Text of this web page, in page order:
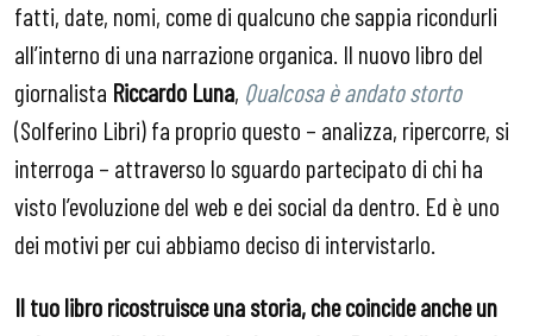
fatti, date, nomi, come di qualcuno che sappia ricondurli
all’interno di una narrazione organica. Il nuovo libro del
giornalista Riccardo Luna, Qualcosa è andato storto
(Solferino Libri) fa proprio questo – analizza, ripercorre, si
interroga – attraverso lo sguardo partecipato di chi ha
visto l’evoluzione del web e dei social da dentro. Ed è uno
dei motivi per cui abbiamo deciso di intervistarlo.
Il tuo libro ricostruisce una storia, che coincide anche un